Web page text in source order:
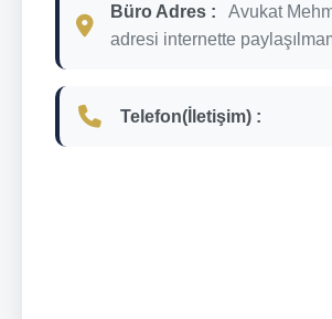
Büro Adres :
Avukat
adresi internette
Telefon(İletişim) :